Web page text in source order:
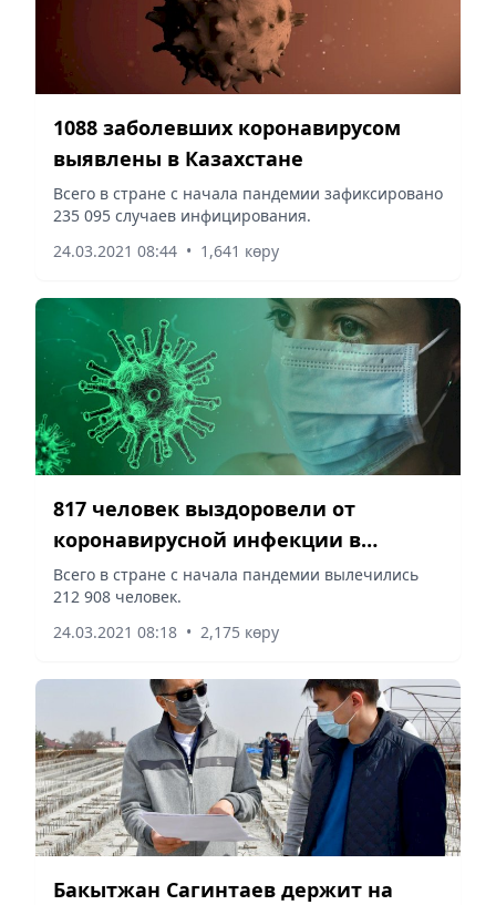
1088 заболевших коронавирусом
выявлены в Казахстане
Всего в стране с начала пандемии зафиксировано
235 095 случаев инфицирования.
24.03.2021 08:44 • 1,641 көру
817 человек выздоровели от
коронавирусной инфекции в
Казахстане
Всего в стране с начала пандемии вылечились
212 908 человек.
24.03.2021 08:18 • 2,175 көру
Бакытжан Сагинтаев держит на